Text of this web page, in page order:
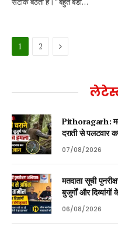
1 2 Next
Pithoragarh:
दराती से पलटवार
07/08/2026
मतदाता सूची
बुजुर्गों और
06/08/2026